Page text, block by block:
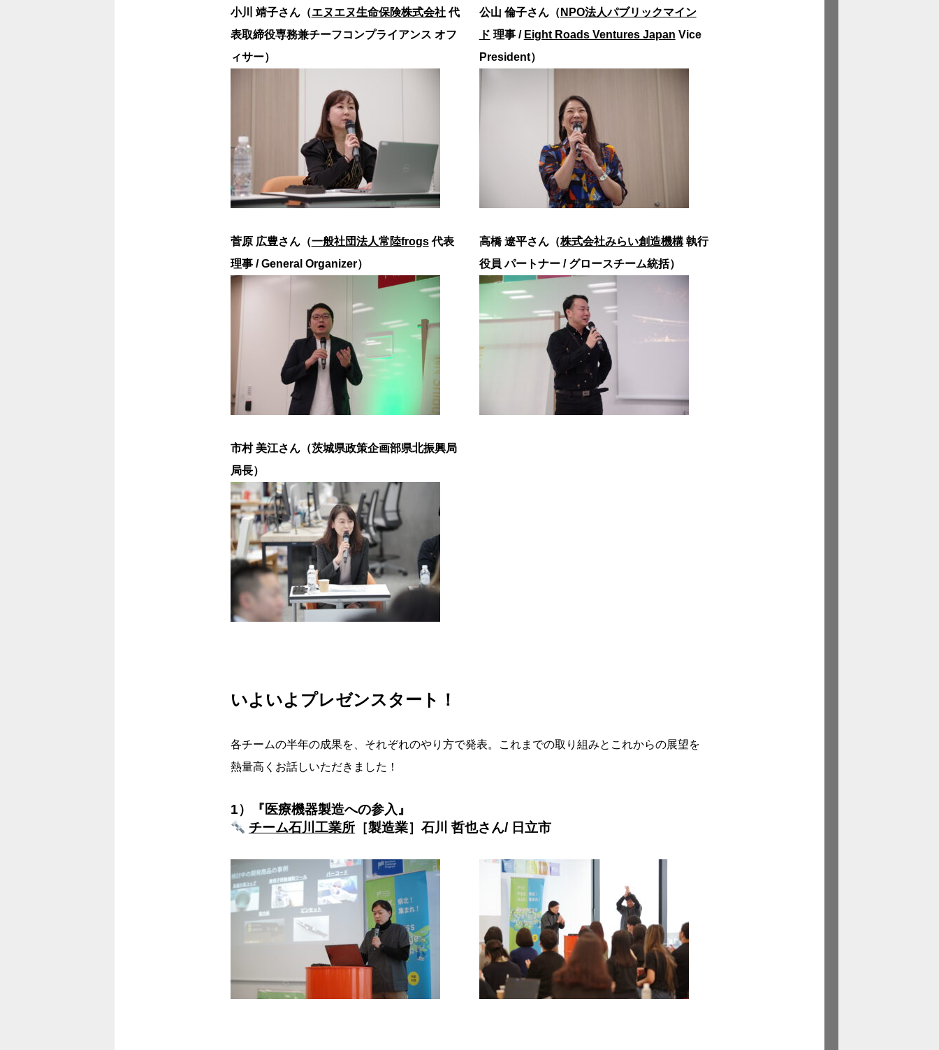
小川 靖子さん（エヌエヌ生命保険株式会社代
表取締役専務兼チーフコンプライアンス オフ
ィサー）
公山 倫子さん（ NPO法人パブリックマイン
ド 理事 / Eight Roads Ventures Japan Vice
President）
菅原 広豊さん（一般社団法人常陸frogs代表
理事 / General Organizer）
高橋 遼平さん（株式会社みらい創造機構執行
役員 パートナー / グロースチーム統括）
市村 美江さん（茨城県政策企画部県北振興局
局長）
いよいよプレゼンスタート！
各チームの半年の成果を、それぞれのやり方で発表。これまでの取り組みとこれからの展望を
熱量高くお話しいただきました！
1）
『医療機器製造への参入』
チーム石川工業所［製造業］石川 哲也さん/ 日立市